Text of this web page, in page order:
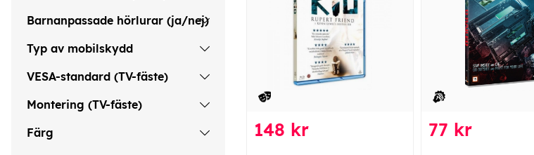
Barnanpassade hörlurar (ja/nej)
Typ av mobilskydd
VESA-standard (TV-fäste)
Montering (TV-fäste)
Färg
148 kr 77 kr